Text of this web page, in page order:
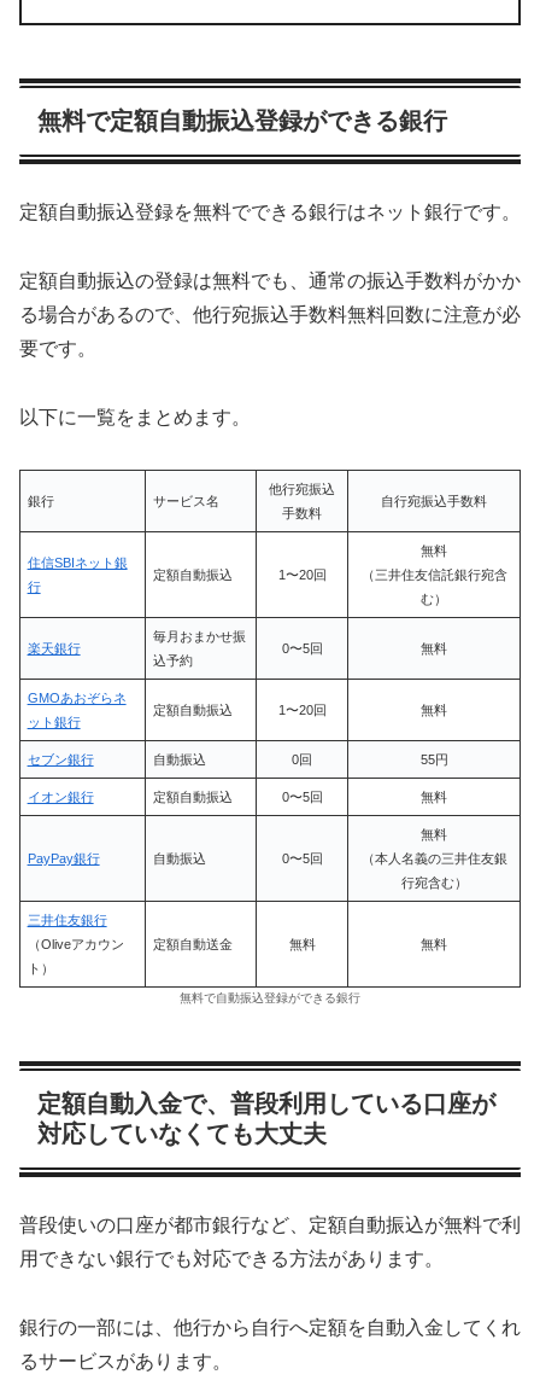
無料で定額自動振込登録ができる銀行
定額自動振込登録を無料でできる銀行はネット銀行です。
定額自動振込の登録は無料でも、通常の振込手数料がかか
る場合があるので、他行宛振込手数料無料回数に注意が必
要です。
以下に一覧をまとめます。
銀行 サービス名
他行宛振込
手数料
自行宛振込手数料
住信SBIネット銀
行
定額自動振込 1〜20回
無料
（三井住友信託銀行宛含
む）
楽天銀行
毎月おまかせ振
込予約
0〜5回 無料
GMOあおぞらネ
ット銀行
定額自動振込 1〜20回 無料
セブン銀行 自動振込 0回 55円
イオン銀行 定額自動振込 0〜5回 無料
PayPay銀行 自動振込 0〜5回
無料
（本人名義の三井住友銀
行宛含む）
三井住友銀行
（Oliveアカウン
ト）
定額自動送金 無料 無料
無料で自動振込登録ができる銀行
定額自動入金で、普段利用している口座が
対応していなくても大丈夫
普段使いの口座が都市銀行など、定額自動振込が無料で利
用できない銀行でも対応できる方法があります。
銀行の一部には、他行から自行へ定額を自動入金してくれ
るサービスがあります。